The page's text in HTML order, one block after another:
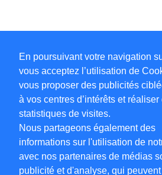
En poursuivant votre navigation
vous acceptez l’utilisation de
vous proposer des publicités
à vos centres d’intérêts et réaliser
statistiques de visites.
Nous partageons également des
informations sur l'utilisation de
avec nos partenaires de médias
publicité et d'analyse, qui